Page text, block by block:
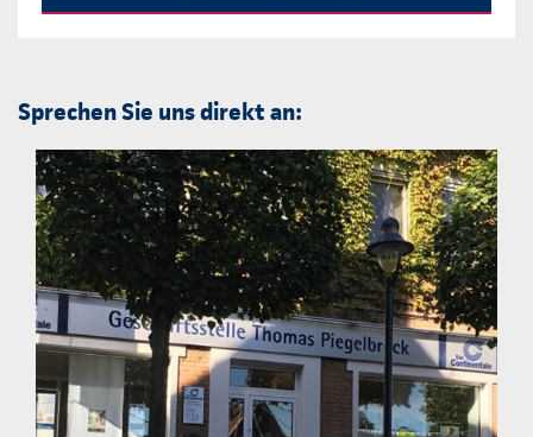
Sprechen Sie uns direkt an: